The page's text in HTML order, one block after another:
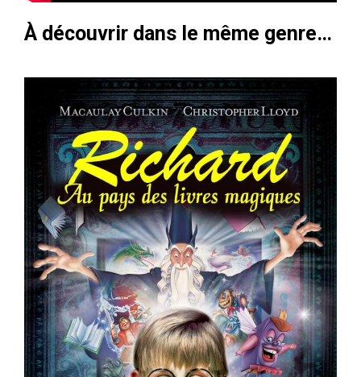
À découvrir dans le même genre…